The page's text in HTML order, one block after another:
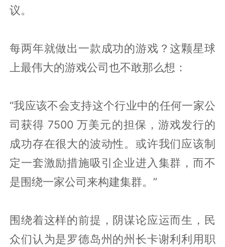
议。
每两年就做出一款成功的游戏？这颗星球
上最伟大的游戏公司也不敢那么想：
“我应该不会支持这个行业中的任何一家公
司获得 7500 万美元的担保，游戏发行的
成功存在很大的波动性。或许我们应该制
定一套激励措施吸引企业进入集群，而不
是围绕一家公司来构建集群。”
围绕着这样的前提，阴谋论应运而生，民
众们认为是罗德岛州的州长卡谢利利用职